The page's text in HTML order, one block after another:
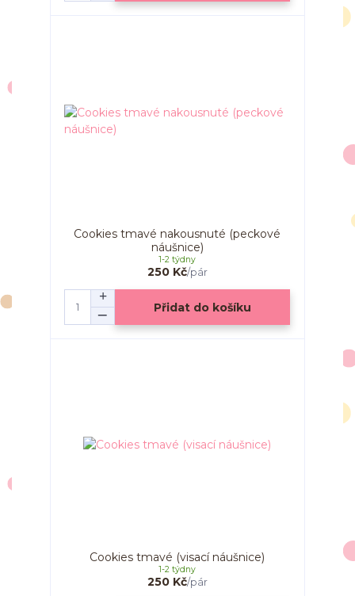
Cookies tmavé nakousnuté (peckové
náušnice)
250 Kč/pár
1-2 týdny
Přidat do košíku
Cookies tmavé (visací náušnice)
250 Kč/pár
1-2 týdny